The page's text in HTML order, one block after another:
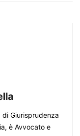
Giurisprudenza
è Avvocato e